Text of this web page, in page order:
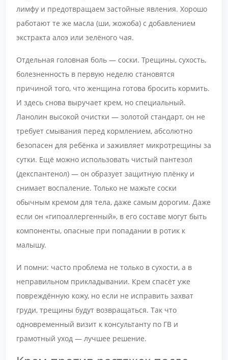
лимфу и предотвращаем застойные явления. Хорошо
работают те же масла (ши, жожоба) с добавлением
экстракта алоэ или зелёного чая.
Отдельная головная боль — соски. Трещины, сухость,
болезненность в первую неделю становятся
причиной того, что женщина готова бросить кормить.
И здесь снова выручает крем, но специальный.
Ланолин высокой очистки — золотой стандарт, он не
требует смывания перед кормлением, абсолютно
безопасен для ребёнка и заживляет микротрещины за
сутки. Ещё можно использовать чистый пантезол
(декспантенол) — он образует защитную плёнку и
снимает воспаление. Только не мажьте соски
обычным кремом для тела, даже самым дорогим. Даже
если он «гипоаллергенный», в его составе могут быть
компоненты, опасные при попадании в ротик к
малышу.
И помни: часто проблема не только в сухости, а в
неправильном прикладывании. Крем спасёт уже
повреждённую кожу, но если не исправить захват
груди, трещины будут возвращаться. Так что
одновременный визит к консультанту по ГВ и
грамотный уход — лучшее решение.